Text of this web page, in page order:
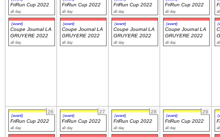
FriRun Cup 2022
all day
(event)
Coupe Journal LA
GRUYERE 2022
all day
FriRun Cup 2022
all day
(event)
Coupe Journal LA
GRUYERE 2022
all day
FriRun Cup 2022
all day
(event)
Coupe Journal LA
GRUYERE 2022
all day
FriRun Cup 2022
all day
(event)
Coupe Journal LA
GRUYERE 2022
all day
26
(event)
FriRun Cup 2022
all day
27
(event)
FriRun Cup 2022
all day
28
(event)
FriRun Cup 2022
all day
29
(event)
FriRun Cup 2022
all day